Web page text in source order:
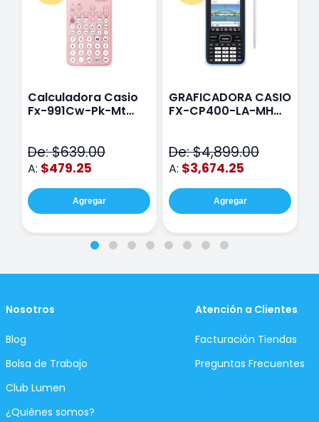
Calculadora Casio
Fx-991Cw-Pk-Mt
De: $639.00
A: $479.25
Agregar
GRAFICADORA CASIO
FX-CP400-LA-MH
De: $4,899.00
A: $3,674.25
Agregar
Nosotros
Blog
Bolsa de Trabajo
Club Lumen
¿Quiénes somos?
Atención a Clientes
Facturación Tiendas
Preguntas Frecuentes